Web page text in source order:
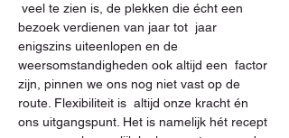
veel te zien is, de plekken die écht een
bezoek verdienen van jaar tot  jaar
enigszins uiteenlopen en de
weersomstandigheden ook altijd een  factor
zijn, pinnen we ons nog niet vast op de
route. Flexibiliteit is  altijd onze kracht én
ons uitgangspunt. Het is namelijk hét recept